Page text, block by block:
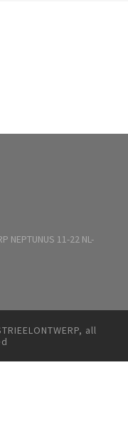
NEPTUNUS 11-22 NL-
all